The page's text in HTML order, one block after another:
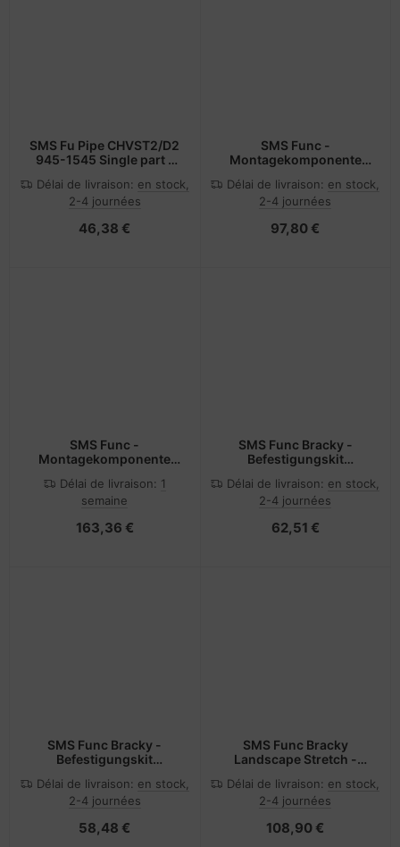
SMS Fu Pipe CHVST2/D2
945-1545 Single part -
Délai de livraison: en stock,
2-4 journées
46,38 €
SMS Func -
Montagekomponente
Délai de livraison: en stock,
2-4 journées
97,80 €
SMS Func -
Montagekomponente
Délai de livraison: 1
semaine
163,36 €
SMS Func Bracky -
Befestigungskit
Délai de livraison: en stock,
2-4 journées
62,51 €
SMS Func Bracky -
Befestigungskit
Flachbildschirm -
Schwarz -
116,8 cm (bis zu 46 Zoll)
Délai de livraison: en stock,
2-4 journées
58,48 €
SMS Func Bracky
Landscape Stretch -
(Wandbefestigung)
Délai de livraison: en stock,
2-4 journées
108,90 €